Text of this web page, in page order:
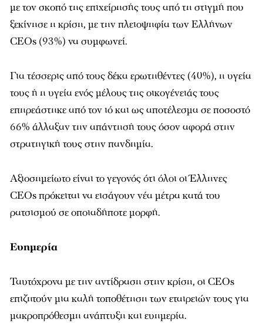
με τον σκοπό της επιχείρησής τους από τη στιγμή που
ξεκίνησε η κρίση, με την πλειοψηφία των Ελλήνων
CEOs (93%) να συμφωνεί.
Για τέσσερις από τους δέκα ερωτηθέντες (40%), η υγεία
τους ή η υγεία ενός μέλους της οικογένειάς τους
επηρεάστηκε από τον ιό και ως αποτέλεσμα σε ποσοστό
66% άλλαξαν την απάντησή τους όσον αφορά στην
στρατηγική τους στην πανδημία.
Αξιοσημείωτο είναι το γεγονός ότι όλοι οι Έλληνες
CEOs πρόκειται να εισάγουν νέα μέτρα κατά του
ρατσισμού σε οποιαδήποτε μορφή.
Ευημερία
Ταυτόχρονα με την αντίδραση στην κρίση, οι CEOs
επιζητούν μια καλή τοποθέτηση των εταιρειών τους για
μακροπρόθεσμη ανάπτυξη και ευημερία.